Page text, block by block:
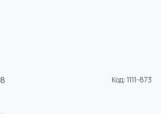
Код:1111-873